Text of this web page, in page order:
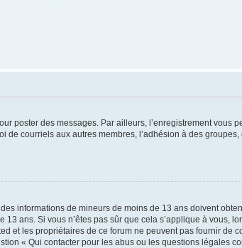
poster des messages. Par ailleurs, l’enregistrement vous
courriels aux autres membres, l’adhésion à des groupes,
informations de mineurs de moins de 13 ans doivent
ans. Si vous n’êtes pas sûr que cela s’applique à vous,
et les propriétaires de ce forum ne peuvent pas fournir de
« Qui contacter pour les abus ou les questions légales